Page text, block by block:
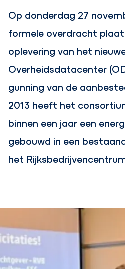
Op donderdag 27
formele overdracht
oplevering van het
Overheidsdatacenter
gunning van de
2013 heeft het
binnen een jaar een
gebouwd in een
het